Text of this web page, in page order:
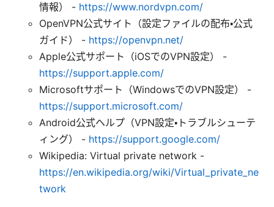
情報） - https://www.nordvpn.com/
OpenVPN公式サイト（設定ファイルの配布・公式
ガイド） - https://openvpn.net/
Apple公式サポート（iOSでのVPN設定） -
https://support.apple.com/
Microsoftサポート（WindowsでのVPN設定） -
https://support.microsoft.com/
Android公式ヘルプ（VPN設定・トラブルシューテ
ィング） - https://support.google.com/
Wikipedia: Virtual private network -
https://en.wikipedia.org/wiki/Virtual_private_ne
twork